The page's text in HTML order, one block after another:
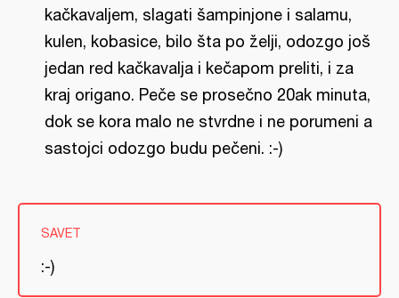
kačkavaljem, slagati šampinjone i salamu,
kulen, kobasice, bilo šta po želji, odozgo još
jedan red kačkavalja i kečapom preliti, i za
kraj origano. Peče se prosečno 20ak minuta,
dok se kora malo ne stvrdne i ne porumeni a
sastojci odozgo budu pečeni. :-)
SAVET
:-)